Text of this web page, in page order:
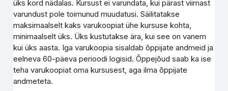
üks kord nädalas. Kursust ei varundata, kui pärast viimast
varundust pole toimunud muudatusi. Säilitatakse
maksimaalselt kaks varukoopiat ühe kursuse kohta,
minimaalselt üks. Üks kustutakse ära, kui see on vanem
kui üks aasta. Iga varukoopia sisaldab õppijate andmeid ja
eelneva 60-päeva perioodi logisid. Õppejõud saab ka ise
teha varukoopiat oma kursusest, aga ilma õppijate
andmeteta.